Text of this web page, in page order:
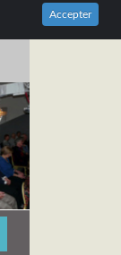
Accepter